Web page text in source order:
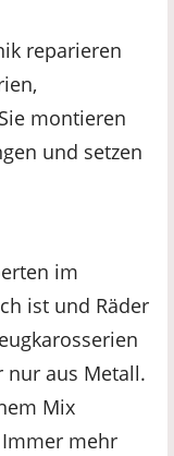
reparieren
montieren
und setzen
im
ist und Räder
nur aus Metall.
Mix
mehr